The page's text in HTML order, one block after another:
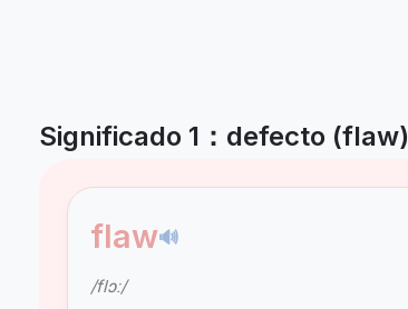
Significado 1：defecto (flaw)
flaw🔊
/flɔː/